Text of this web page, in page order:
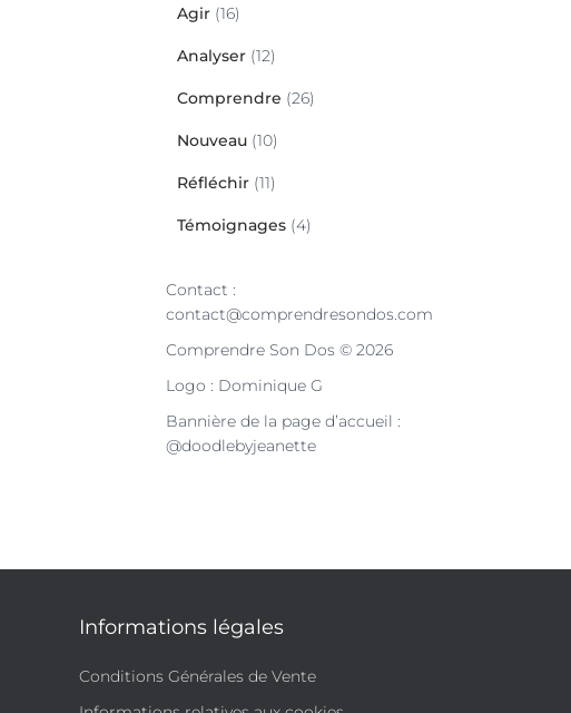
Agir(16)
Analyser(12)
Comprendre (26)
Nouveau(10)
Réfléchir(11)
Témoignages(4)
Contact :
contact@comprendresondos.com
Comprendre Son Dos © 2026
Logo : Dominique G
Bannière de la page d’accueil :
@doodlebyjeanette
Informations légales
Conditions Générales de Vente